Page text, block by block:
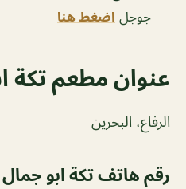
جوجل اضغط هنا
عنوان مطعم تكة
الرفاع، البحرين
رقم هاتف تكة ابو جمال